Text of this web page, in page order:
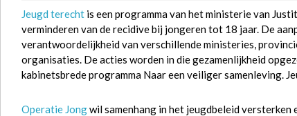
Jeugd terecht is een programma van het ministerie van
verminderen van de recidive bij jongeren tot 18 jaar. De
verantwoordelijkheid van verschillende ministeries,
organisaties. De acties worden in die gezamenlijkheid
kabinetsbrede programma Naar een veiliger samenleving.
Operatie Jongwil samenhang in het jeugdbeleid versterken